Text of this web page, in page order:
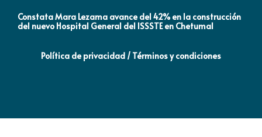
Constata Mara Lezama avance del 42% en la construcción
del nuevo Hospital General del ISSSTE en Chetumal
Política de privacidad / Términos y condiciones